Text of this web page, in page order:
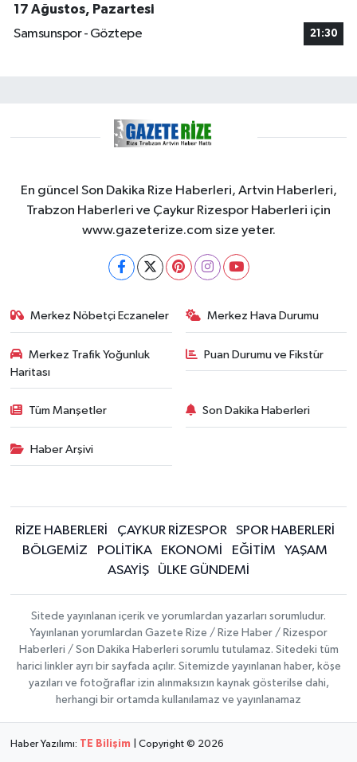
17 Ağustos, Pazartesi
Samsunspor - Göztepe
21:30
En güncel Son Dakika Rize Haberleri, Artvin Haberleri,
Trabzon Haberleri ve Çaykur Rizespor Haberleri için
www.gazeterize.com size yeter.
Merkez Nöbetçi Eczaneler Merkez Hava Durumu
Merkez Trafik Yoğunluk
Haritası
Puan Durumu ve Fikstür
Tüm Manşetler Son Dakika Haberleri
Haber Arşivi
RİZE HABERLERİ ÇAYKUR RİZESPOR
SPOR HABERLERİ
BÖLGEMİZ
POLİTİKA EKONOMİ EĞİTİM
YAŞAM
ASAYİŞ
ÜLKE GÜNDEMİ
Sitede yayınlanan içerik ve yorumlardan yazarları sorumludur.
Yayınlanan yorumlardan Gazete Rize / Rize Haber / Rizespor
Haberleri / Son Dakika Haberleri sorumlu tutulamaz. Sitedeki tüm
harici linkler ayrı bir sayfada açılır. Sitemizde yayınlanan haber, köşe
yazıları ve fotoğraflar izin alınmaksızın kaynak gösterilse dahi,
herhangi bir ortamda kullanılamaz ve yayınlanamaz
Haber Yazılımı: TE Bilişim | Copyright © 2026